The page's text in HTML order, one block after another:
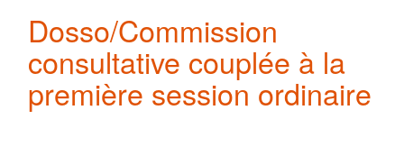
Dosso/Commission
consultative couplée à la
première session ordinaire